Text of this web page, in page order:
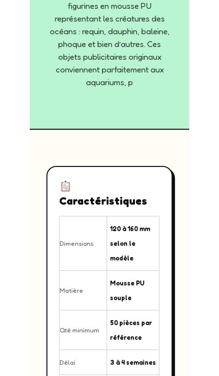
figurines en mousse PU
représentant les créatures des
océans : requin, dauphin, baleine,
phoque et bien d’autres. Ces
objets publicitaires originaux
conviennent parfaitement aux
aquariums, p
Caractéristiques
Dimensions
120 à 160 mm
selon le
modèle
Matière
Mousse PU
souple
Qté minimum
50 pièces par
référence
Délai 3 à 4 semaines